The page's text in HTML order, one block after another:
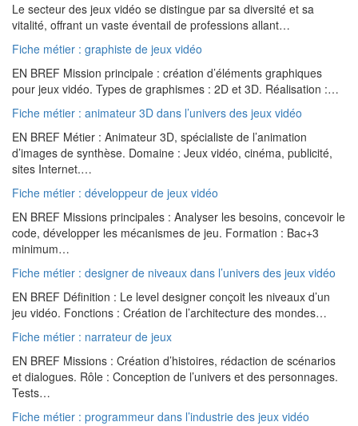
Le secteur des jeux vidéo se distingue par sa diversité et sa
vitalité, offrant un vaste éventail de professions allant…
Fiche métier : graphiste de jeux vidéo
EN BREF Mission principale : création d’éléments graphiques
pour jeux vidéo. Types de graphismes : 2D et 3D. Réalisation :…
Fiche métier : animateur 3D dans l’univers des jeux vidéo
EN BREF Métier : Animateur 3D, spécialiste de l’animation
d’images de synthèse. Domaine : Jeux vidéo, cinéma, publicité,
sites Internet.…
Fiche métier : développeur de jeux vidéo
EN BREF Missions principales : Analyser les besoins, concevoir le
code, développer les mécanismes de jeu. Formation : Bac+3
minimum…
Fiche métier : designer de niveaux dans l’univers des jeux vidéo
EN BREF Définition : Le level designer conçoit les niveaux d’un
jeu vidéo. Fonctions : Création de l’architecture des mondes…
Fiche métier : narrateur de jeux
EN BREF Missions : Création d’histoires, rédaction de scénarios
et dialogues. Rôle : Conception de l’univers et des personnages.
Tests…
Fiche métier : programmeur dans l’industrie des jeux vidéo